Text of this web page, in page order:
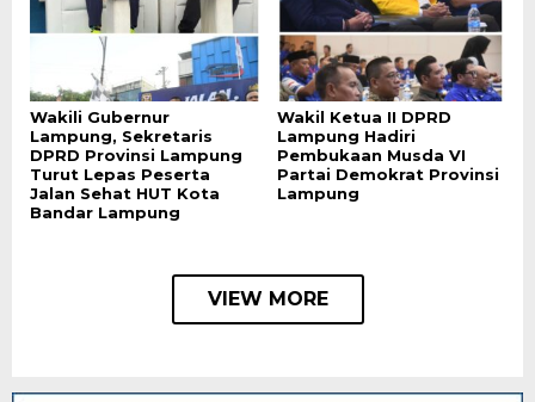
Wakili Gubernur
Lampung, Sekretaris
DPRD Provinsi Lampung
Turut Lepas Peserta
Jalan Sehat HUT Kota
Bandar Lampung
Wakil Ketua II DPRD
Lampung Hadiri
Pembukaan Musda VI
Partai Demokrat Provinsi
Lampung
VIEW MORE